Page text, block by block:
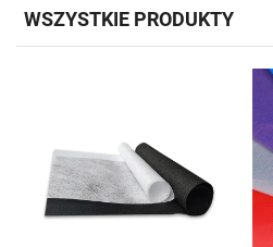
WSZYSTKIE PRODUKTY